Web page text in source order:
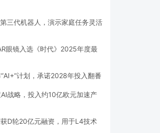
三代机器人，演示家庭任务灵活
眼镜入选《时代》2025年度最
计划，承诺2028年投入翻番
战略，投入约10亿欧元加速产
D轮20亿元融资，用于L4技术